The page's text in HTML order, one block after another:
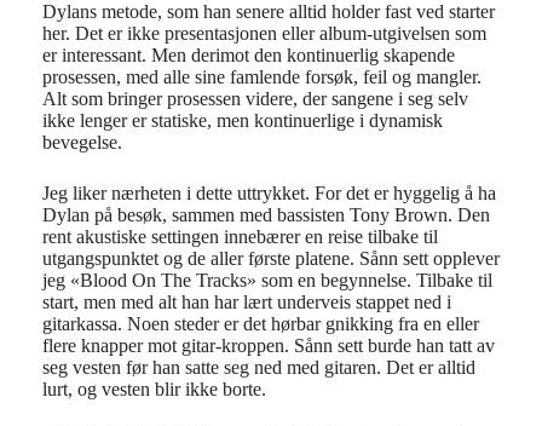
Dylans metode, som han senere alltid holder fast ved starter
her. Det er ikke presentasjonen eller album-utgivelsen som
er interessant. Men derimot den kontinuerlig skapende
prosessen, med alle sine famlende forsøk, feil og mangler.
Alt som bringer prosessen videre, der sangene i seg selv
ikke lenger er statiske, men kontinuerlige i dynamisk
bevegelse.
Jeg liker nærheten i dette uttrykket. For det er hyggelig å ha
Dylan på besøk, sammen med bassisten Tony Brown. Den
rent akustiske settingen innebærer en reise tilbake til
utgangspunktet og de aller første platene. Sånn sett opplever
jeg «Blood On The Tracks» som en begynnelse. Tilbake til
start, men med alt han har lært underveis stappet ned i
gitarkassa. Noen steder er det hørbar gnikking fra en eller
flere knapper mot gitar-kroppen. Sånn sett burde han tatt av
seg vesten før han satte seg ned med gitaren. Det er alltid
lurt, og vesten blir ikke borte.